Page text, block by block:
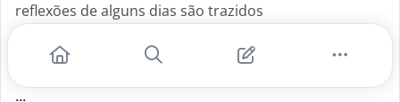
reflexões de alguns dias são trazidos
aqui...Autocompaixão, afinal quem ensina?Antes de
qualquer coisa, gostaria de levar você para algumas
...